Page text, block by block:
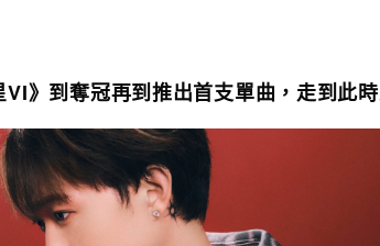
》到奪冠再到推出首支單曲，走到此